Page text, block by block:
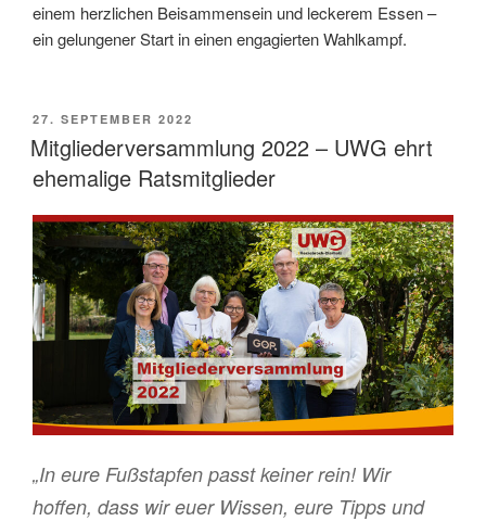
einem herzlichen Beisammensein und leckerem Essen –
ein gelungener Start in einen engagierten Wahlkampf.
VERÖFFENTLICHT
AM
27. SEPTEMBER 2022
Mitgliederversammlung 2022 – UWG ehrt
ehemalige Ratsmitglieder
„In eure Fußstapfen passt keiner rein! Wir
hoffen, dass wir euer Wissen, eure Tipps und